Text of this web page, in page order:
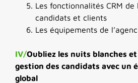
Les fonctionnalités CRM de
candidats et clients
Les équipements de
IV/Oubliez les nuits blanches
gestion des candidats avec un
global